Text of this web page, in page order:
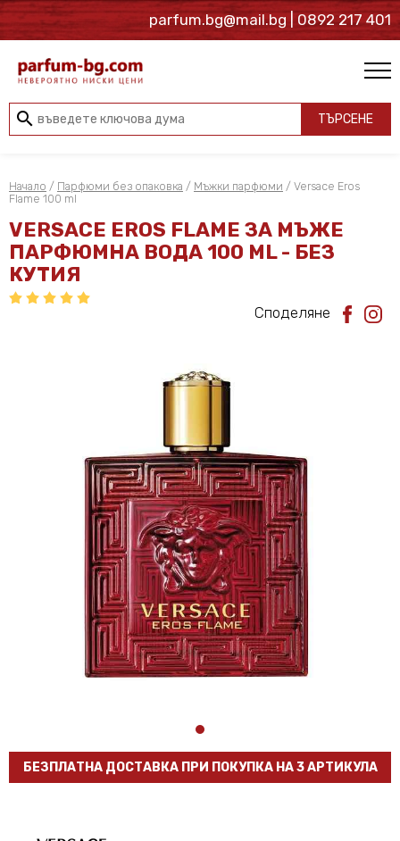
parfum.bg@mail.bg | 0892 217 401
search ТЪРСЕНЕ
Начало / Парфюми без опаковка / Мъжки парфюми / Versace Eros
Flame 100 ml
VERSACE EROS FLAME ЗА МЪЖЕ
ПАРФЮМНА ВОДА 100 ML - БЕЗ
КУТИЯ
Споделяне
БЕЗПЛАТНА ДОСТАВКА ПРИ ПОКУПКА НА 3 АРТИКУЛА